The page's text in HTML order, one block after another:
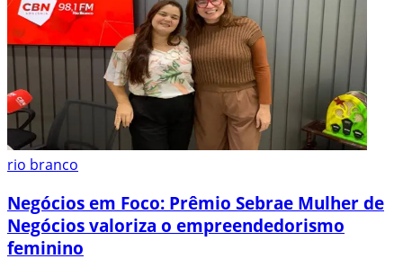
rio branco
Negócios em Foco: Prêmio Sebrae Mulher de
Negócios valoriza o empreendedorismo
feminino